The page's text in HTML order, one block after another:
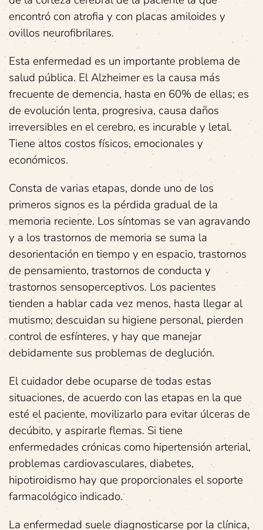
encontró con atrofia y con placas amiloides y
ovillos neurofibrilares.
Esta enfermedad es un importante problema de
salud pública. El Alzheimer es la causa más
frecuente de demencia, hasta en 60% de ellas; es
de evolución lenta, progresiva, causa daños
irreversibles en el cerebro, es incurable y letal.
Tiene altos costos físicos, emocionales y
económicos.
Consta de varias etapas, donde uno de los
primeros signos es la pérdida gradual de la
memoria reciente. Los síntomas se van agravando
y a los trastornos de memoria se suma la
desorientación en tiempo y en espacio, trastornos
de pensamiento, trastornos de conducta y
trastornos sensoperceptivos. Los pacientes
tienden a hablar cada vez menos, hasta llegar al
mutismo; descuidan su higiene personal, pierden
control de esfínteres, y hay que manejar
debidamente sus problemas de deglución.
El cuidador debe ocuparse de todas estas
situaciones, de acuerdo con las etapas en la que
esté el paciente, movilizarlo para evitar úlceras de
decúbito, y aspirarle flemas. Si tiene
enfermedades crónicas como hipertensión arterial,
problemas cardiovasculares, diabetes,
hipotiroidismo hay que proporcionales el soporte
farmacológico indicado.
La enfermedad suele diagnosticarse por la clínica,